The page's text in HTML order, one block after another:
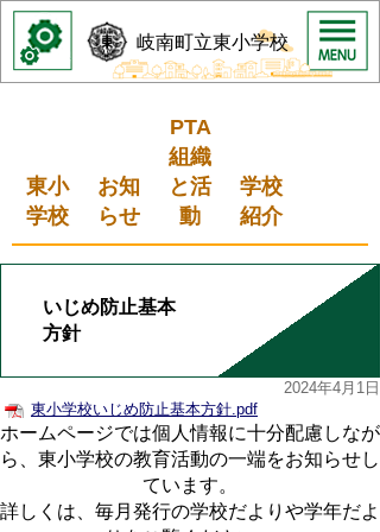
岐南町立東小学校
東小
学校
お知
らせ
PTA
組織
と活
動
学校
紹介
いじめ防止基本
方針
2024年4月1日
東小学校いじめ防止基本方針.pdf
ホームページでは個人情報に十分配慮しなが
ら、東小学校の教育活動の一端をお知らせし
ています。
詳しくは、毎月発行の学校だよりや学年だよ